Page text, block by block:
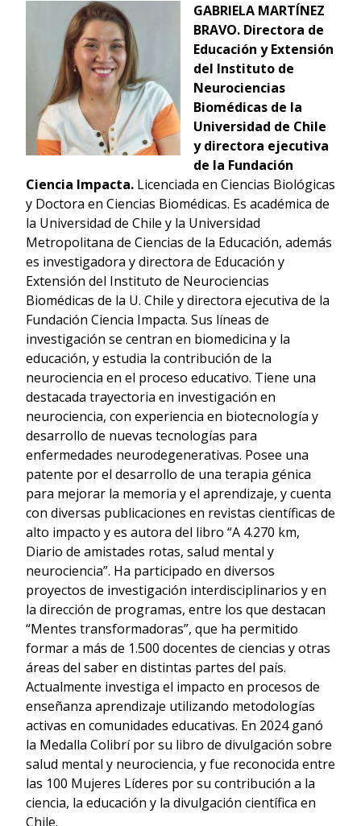
GABRIELA MARTÍNEZ
BRAVO. Directora de
Educación y Extensión
del Instituto de
Neurociencias
Biomédicas de la
Universidad de Chile
y directora ejecutiva
de la Fundación
Ciencia Impacta. Licenciada en Ciencias Biológicas
y Doctora en Ciencias Biomédicas. Es académica de
la Universidad de Chile y la Universidad
Metropolitana de Ciencias de la Educación, además
es investigadora y directora de Educación y
Extensión del Instituto de Neurociencias
Biomédicas de la U. Chile y directora ejecutiva de la
Fundación Ciencia Impacta. Sus líneas de
investigación se centran en biomedicina y la
educación, y estudia la contribución de la
neurociencia en el proceso educativo. Tiene una
destacada trayectoria en investigación en
neurociencia, con experiencia en biotecnología y
desarrollo de nuevas tecnologías para
enfermedades neurodegenerativas. Posee una
patente por el desarrollo de una terapia génica
para mejorar la memoria y el aprendizaje, y cuenta
con diversas publicaciones en revistas científicas de
alto impacto y es autora del libro “A 4.270 km,
Diario de amistades rotas, salud mental y
neurociencia”. Ha participado en diversos
proyectos de investigación interdisciplinarios y en
la dirección de programas, entre los que destacan
“Mentes transformadoras”, que ha permitido
formar a más de 1.500 docentes de ciencias y otras
áreas del saber en distintas partes del país.
Actualmente investiga el impacto en procesos de
enseñanza aprendizaje utilizando metodologías
activas en comunidades educativas. En 2024 ganó
la Medalla Colibrí por su libro de divulgación sobre
salud mental y neurociencia, y fue reconocida entre
las 100 Mujeres Líderes por su contribución a la
ciencia, la educación y la divulgación científica en
Chile.